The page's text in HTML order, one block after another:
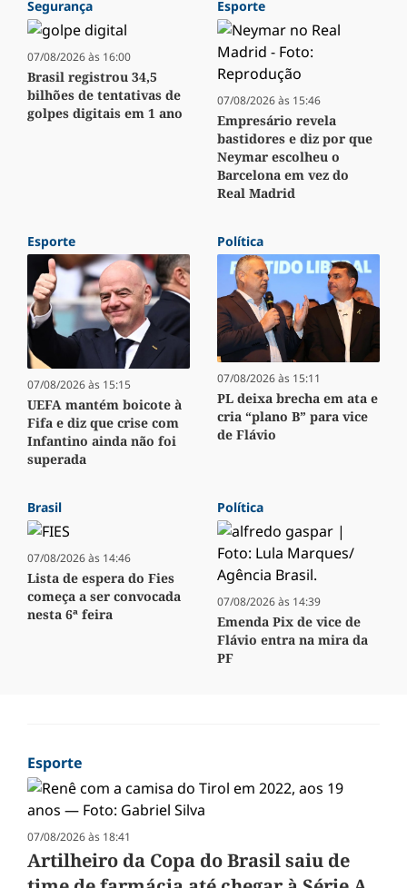
Segurança
07/08/2026 às 16:00
Brasil registrou 34,5
bilhões de tentativas de
golpes digitais em 1 ano
Esporte
07/08/2026 às 15:46
Empresário revela
bastidores e diz por que
Neymar escolheu o
Barcelona em vez do
Real Madrid
Esporte
07/08/2026 às 15:15
UEFA mantém boicote à
Fifa e diz que crise com
Infantino ainda não foi
superada
Política
07/08/2026 às 15:11
PL deixa brecha em ata e
cria “plano B” para vice
de Flávio
Brasil
07/08/2026 às 14:46
Lista de espera do Fies
começa a ser convocada
nesta 6ª feira
Política
07/08/2026 às 14:39
Emenda Pix de vice de
Flávio entra na mira da
PF
Esporte
07/08/2026 às 18:41
Artilheiro da Copa do Brasil saiu de